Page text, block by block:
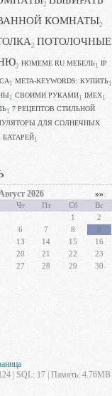
2
КОМНАТЫ2
2 ПОТОЛОЧНЫЕ
2 HOMEME RU МЕБЕЛЬ1 IP
1 META-KEYWORDS: КУПИТЬ1
1 CВОИМИ РУКАМИ1 IMEX1
1 7 РЕЦЕПТОВ СТИЛЬНОЙ
ДЛЯ СОЛНЕЧНЫХ
БАТАРЕЙ1
2026 »»
Чт Пт Сб
Вс
1
2
6 7 8
9
13 14 15
16
20 21 22
23
27 28 29
30
| SQL: 17 | Память: 4.76MB